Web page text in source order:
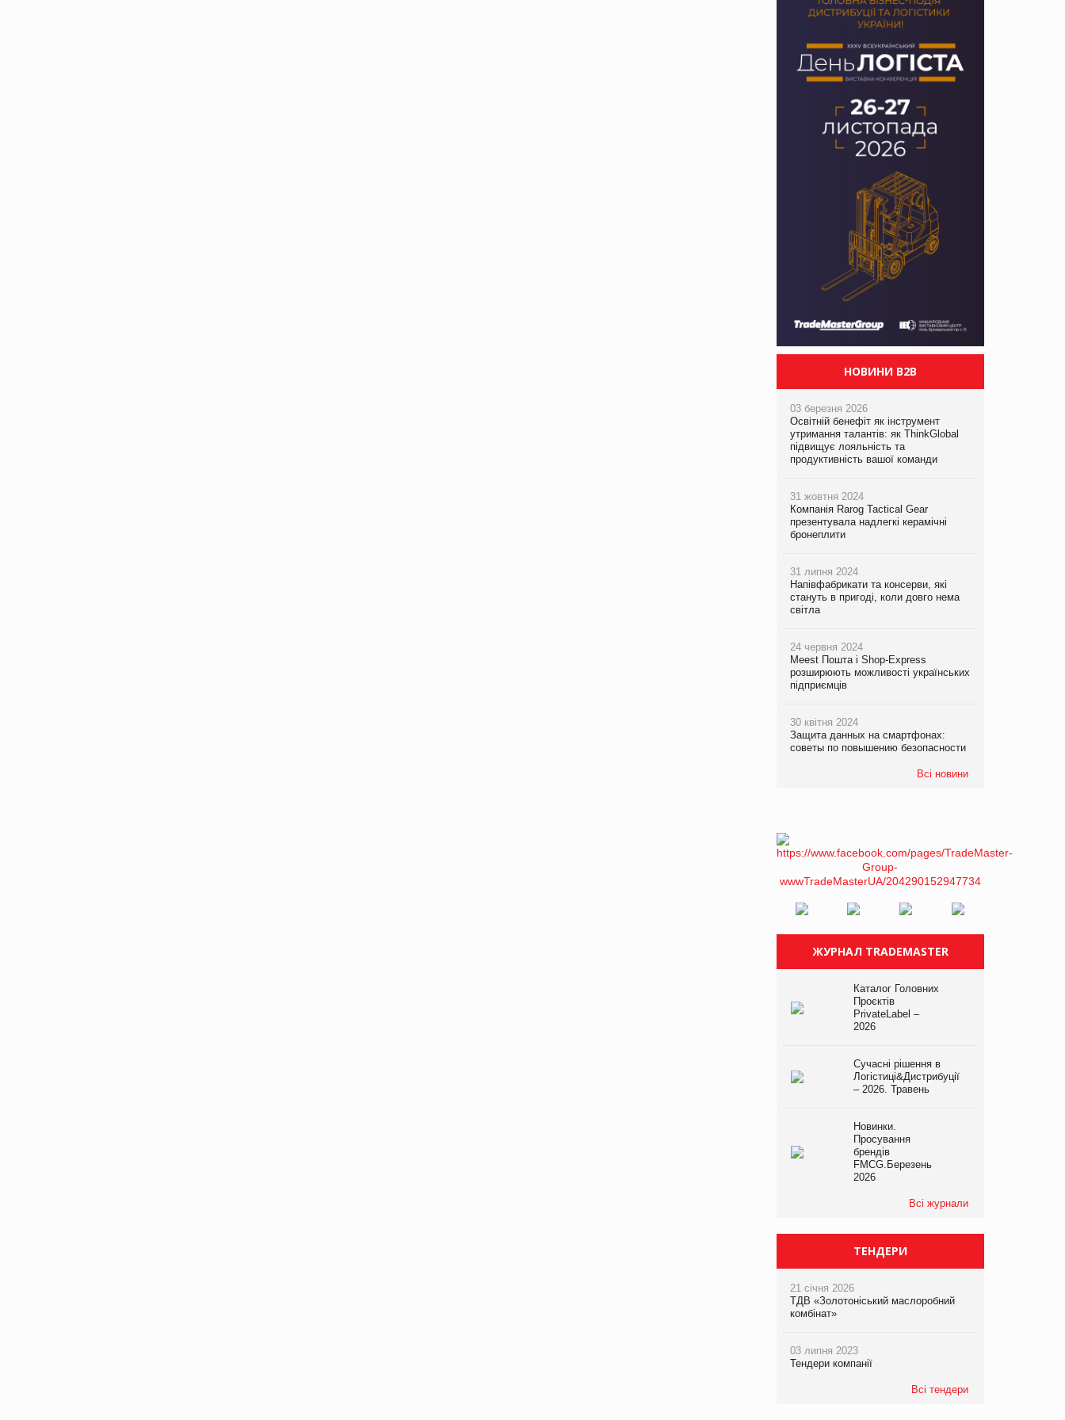
НОВИНИ B2B
03 березня 2026
Освітній бенефіт як інструмент
утримання талантів: як ThinkGlobal
підвищує лояльність та
продуктивність вашої команди
31 жовтня 2024
Компанія Rarog Tactical Gear
презентувала надлегкі керамічні
бронеплити
31 липня 2024
Напівфабрикати та консерви, які
стануть в пригоді, коли довго нема
світла
24 червня 2024
Meest Пошта і Shop-Express
розширюють можливості українських
підприємців
30 квітня 2024
Защита данных на смартфонах:
советы по повышению безопасности
Всі новини
ЖУРНАЛ TRADEMASTER
Каталог Головних
Проєктів
PrivateLabel –
2026
Сучасні рішення в
Логістиці&Дистрибуції
– 2026. Травень
Новинки.
Просування
брендів
FMCG.Березень
2026
Всі журнали
ТЕНДЕРИ
21 січня 2026
ТДВ «Золотоніський маслоробний
комбінат»
03 липня 2023
Тендери компанії
Всі тендери